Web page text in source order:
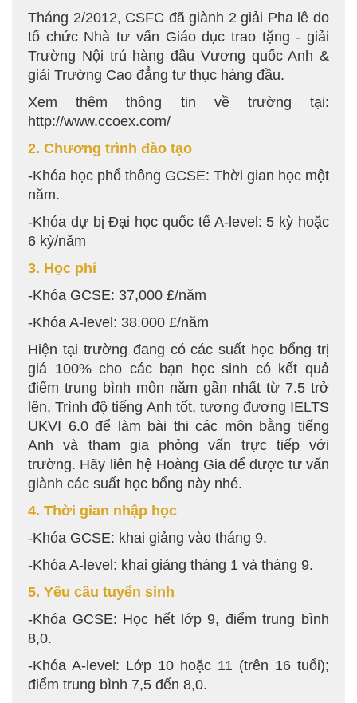
Tháng 2/2012, CSFC đã giành 2 giải Pha lê do
tổ chức Nhà tư vấn Giáo dục trao tặng - giải
Trường Nội trú hàng đầu Vương quốc Anh &
giải Trường Cao đẳng tư thục hàng đầu.
Xem thêm thông tin về trường tại:
http://www.ccoex.com/
2. Chương trình đào tạo
-Khóa học phổ thông GCSE: Thời gian học một
năm.
-Khóa dự bị Đại học quốc tế A-level: 5 kỳ hoặc
6 kỳ/năm
3. Học phí
-Khóa GCSE: 37,000 £/năm
-Khóa A-level: 38.000 £/năm
Hiện tại trường đang có các suất học bổng trị
giá 100% cho các bạn học sinh có kết quả
điểm trung bình môn năm gần nhất từ 7.5 trở
lên, Trình độ tiếng Anh tốt, tương đương IELTS
UKVI 6.0 để làm bài thi các môn bằng tiếng
Anh và tham gia phỏng vấn trực tiếp với
trường. Hãy liên hệ Hoàng Gia để được tư vấn
giành các suất học bổng này nhé.
4. Thời gian nhập học
-Khóa GCSE: khai giảng vào tháng 9.
-Khóa A-level: khai giảng tháng 1 và tháng 9.
5. Yêu cầu tuyển sinh
-Khóa GCSE: Học hết lớp 9, điểm trung bình
8,0.
-Khóa A-level: Lớp 10 hoặc 11 (trên 16 tuổi);
điểm trung bình 7,5 đến 8,0.